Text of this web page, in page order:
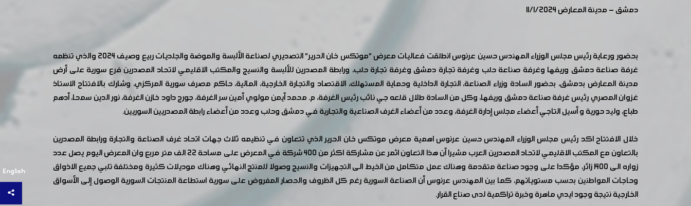
English
دمشق - مدينة المعارض 11/1/2024
بحضور ورعاية رئيس مجلس الوزراء المهندس حسين عرنوس انطلقت فعاليات معرض "موتكس خان الحرير" التصديري لصناعة الألبسة والموضة والجلديات ربيع وصيف 2024 والذي تنظمه
غرفة صناعة دمشق وريفها وغرفة صناعة حلب وغرفة تجارة دمشق وغرفة تجارة حلب، ورابطة المصدرين للألبسة والنسيج والمكتب الاقليمي لاتحاد المصدرين فرع سورية على أرض
مدينة المعارض بدمشق، بحضور السادة وزراء الصناعة، التجارة الداخلية وحماية المستهلك، الاقتصاد والتجارة الخارجية، المالية، حاكم مصرف سورية المركزي، وشارك بالافتتاح الاستاذ
غزوان المصري رئيس غرفة صناعة دمشق وريفها، وكل من السادة طلال قلعه جي نائب رئيس الغرفة، م. محمد أيمن مولوي أمين سر الغرفة، جورج داود خازن الغرفة، نور الدين سمحا، أدهم
طباع، وليد حورية و أسيل التاجي أعضاء مجلس إدارة الغرفة، وعدد من أعضاء الغرف الصناعية والتجارية في دمشق وحلب وعدد من أعضاء رابطة المصدريين السوريين.
خلال الافتتاح اكد رئيس مجلس الوزراء المهندس حسين عرنوس اهمية معرض موتكس خان الحرير الذي تتعاون في تنظيمه ثلاث جهات اتحاد غرف الصناعة والتجارة ورابطة المصدرين
بالتعاون مع المكتب الاقليمي لاتحاد المصدرين العرب مشيرا أن هذا التعاون اثمر عن مشاركة اكثر من ٤٠٠ شركة في المعرض على مساحة ٢٢ الف متر مربع وان المعرض اليوم يصل عدد
زواره الى ١٤٠٠ زائر، مؤكدا على وجود صناعة متقدمة وهناك عمل متكامل من الخيط الى التجهيزات والنسيج وصولا للمنتج النهائي وهناك موديلات كثيرة ومختلفة تلبي جميع الاذواق
وحاجات المواطنين بحسب مستوياتهم، كما بين المهندس عرنوس أن الصناعة السورية رغم كل الظروف والحصار المفروض على سورية استطاعة المنتجات السورية الوصول إلى الأسواق
الخارجية نتيجة وجود ايدي ماهرة وخبرة تراكمية لدى صناع القرار.